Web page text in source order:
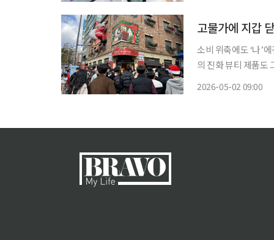
고물가에 지갑
소비 위축에도 ‘나’
의 진화 뷰티 제품도 그렇지만, 퇴근하면서 먹는 마카롱이나 작은 조각케이크는 비싸졌어도
2026-05-02 09:00